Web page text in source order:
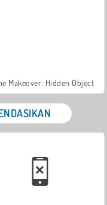
Makeover: Hidden Object